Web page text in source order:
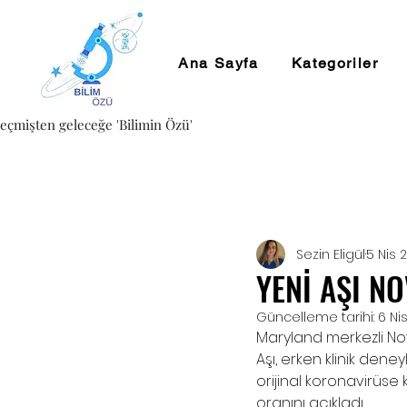
Ana Sayfa Kategoriler
geleceğe 'Bilimin Özü'
YENİ AŞI
Sezin Eligül5 Nis
Güncelleme tarihi: 6
Maryland merkezli
Aşı, erken klinik
orijinal koronavirüse